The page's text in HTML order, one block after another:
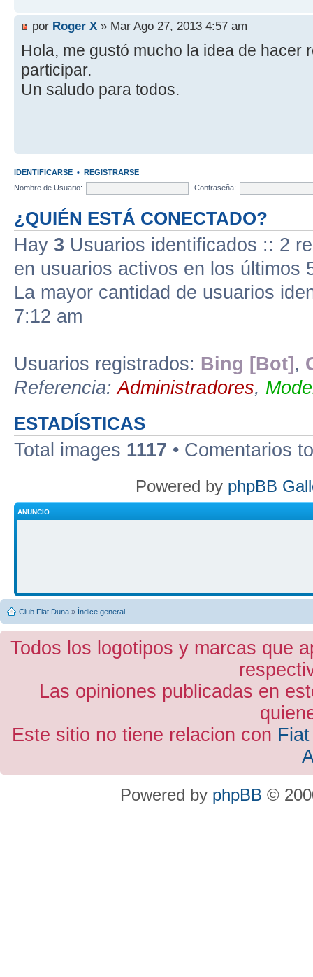
por Roger X » Mar Ago 27, 2013 4:57 am
Hola, me gustó mucho la idea de hacer
participar.
Un saludo para todos.
IDENTIFICARSE • REGISTRARSE
Nombre de Usuario:
Contraseña:
¿QUIÉN ESTÁ CONECTADO?
Hay 3 Usuarios identificados :: 2
en usuarios activos en los últimos
La mayor cantidad de usuarios
7:12 am
Usuarios registrados: Bing [Bot] ,
Referencia:Administradores,
ESTADÍSTICAS
Total images 1117 • Comentarios
Powered by phpBB
ANUNCIO
Club Fiat Duna » Índice general
Todos los logotipos y marcas que
Las opiniones publicadas en
Este sitio no tiene relacion con
Powered by phpBB ©